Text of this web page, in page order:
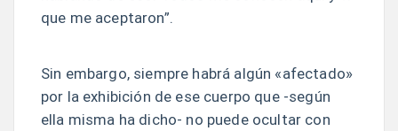
que me aceptaron”.
Sin embargo, siempre habrá algún «afectado»
por la exhibición de ese cuerpo que -según
ella misma ha dicho- no puede ocultar con